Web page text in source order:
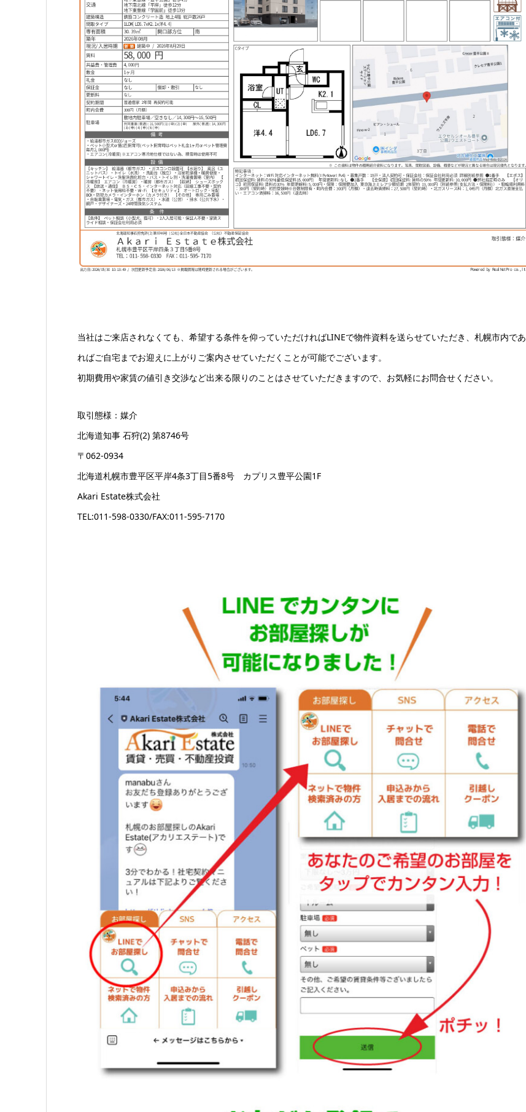
当社はご来店されなくても、希望する条件を仰っていただければLINEで物件資料を送らせていただき、札幌市内であ
ればご自宅までお迎えに上がりご案内させていただくことが可能でございます。
初期費用や家賃の値引き交渉など出来る限りのことはさせていただきますので、お気軽にお問合せください。
取引態様：媒介
北海道知事 石狩(2) 第8746号
〒062-0934
北海道札幌市豊平区平岸4条3丁目5番8号 カプリス豊平公園1F
Akari Estate株式会社
TEL:011-598-0330/FAX:011-595-7170